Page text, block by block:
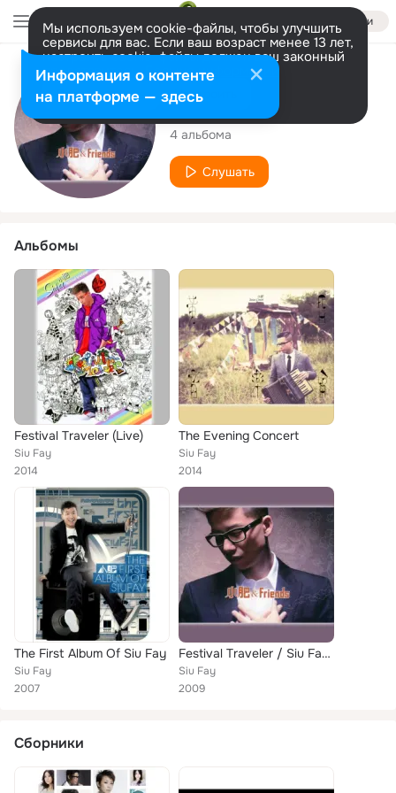
Войти
Мы используем cookie-файлы, чтобы улучшить
сервисы для вас. Если ваш возраст менее 13 лет,
настроить cookie-файлы должен ваш законный
представитель. Больше информации
Разрешить все Настроить
Исполнитель
Siu Fay
4 альбома
Слушать
Альбомы
Festival Traveler (Live)
Siu Fay
2014
The Evening Concert
Siu Fay
2014
The First Album Of Siu Fay
Siu Fay
2007
Festival Traveler / Siu Fay & Friends (Live 2009)
Siu Fay
2009
Сборники
Информация о контенте
на платформе — здесь